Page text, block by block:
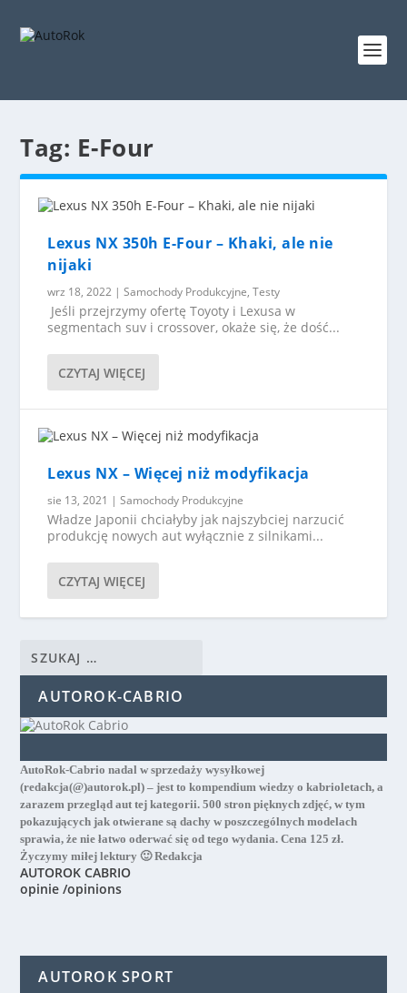
Tag: E-Four
Lexus NX 350h E-Four – Khaki, ale nie
nijaki
wrz 18, 2022 |Samochody Produkcyjne,Testy
Jeśli przejrzymy ofertę Toyoty i Lexusa w
segmentach suv i crossover, okaże się, że dość...
CZYTAJ WIĘCEJ
Lexus NX – Więcej niż modyfikacja
sie 13, 2021 |Samochody Produkcyjne
Władze Japonii chciałyby jak najszybciej narzucić
produkcję nowych aut wyłącznie z silnikami...
CZYTAJ WIĘCEJ
AUTOROK-CABRIO
AutoRok-Cabrio nadal w sprzedaży wysyłkowej
(redakcja(@)autorok.pl) – jest to kompendium wiedzy o kabrioletach, a
zarazem przegląd aut tej kategorii. 500 stron pięknych zdjęć, w tym
pokazujących jak otwierane są dachy w poszczególnych modelach
sprawia, że nie łatwo oderwać się od tego wydania. Cena 125 zł.
Życzymy miłej lektury 🙂 Redakcja
AUTOROK CABRIO
opinie /opinions
AUTOROK SPORT